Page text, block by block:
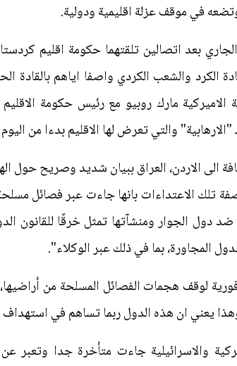
في موقف عزلة اقليمية ودولية.
ملامح عزل بغداد خلال يوم 26 اذار الجاري بعد اتصالين
الكرد والشعب الكردي واصفا اياهم بالقادة
مارك روبيو مع رئيس حكومة
والتي تعرض لها الاقليم بدءا من
الى الاردن، العراق ببيان شديد وصريح حول
تلك الاعتداءات بانها جاءت عبر فصائل
لوقف هجمات الفصائل المسلحة من
والاسرائيلية جاءت متأخرة جدا